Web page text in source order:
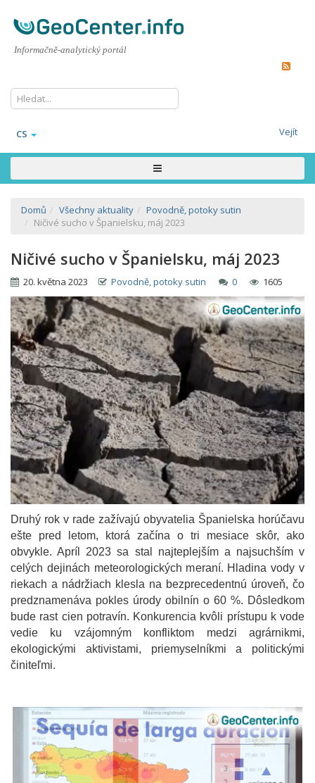
Informačně-analytický portál
CS Vejít
Domů Všechny aktuality
Povodně, potoky sutin
Ničivé sucho v Španielsku, máj 2023
Ničivé sucho v Španielsku, máj 2023
20. května 2023 Povodně, potoky sutin 0 1605
Druhý rok v rade zažívajú obyvatelia Španielska horúčavu
ešte pred letom, ktorá začína o tri mesiace skôr, ako
obvykle. Apríl 2023 sa stal najteplejším a najsuchším v
celých dejinách meteorologických meraní. Hladina vody v
riekach a nádržiach klesla na bezprecedentnú úroveň, čo
predznamenáva pokles úrody obilnín o 60 %. Dôsledkom
bude rast cien potravín. Konkurencia kvôli prístupu k vode
vedie ku vzájomným konfliktom medzi agrárnikmi,
ekologickými aktivistami, priemyselníkmi a politickými
činiteľmi.